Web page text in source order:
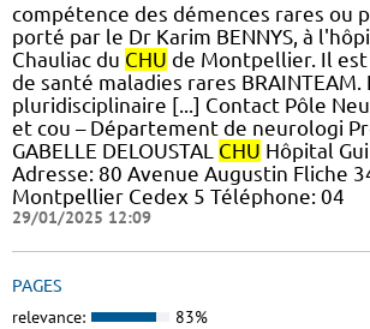
compétence des démences rares ou
porté par le Dr Karim BENNYS, à
Chauliac du CHU de Montpellier. Il
de santé maladies rares BRAINTEAM.
pluridisciplinaire [...] Contact Pôle
et cou – Département de neurologi
GABELLE DELOUSTAL CHU Hôpital
Adresse: 80 Avenue Augustin Fliche
Montpellier Cedex 5 Téléphone: 04
29/01/2025 12:09
PAGES
relevance: 83%